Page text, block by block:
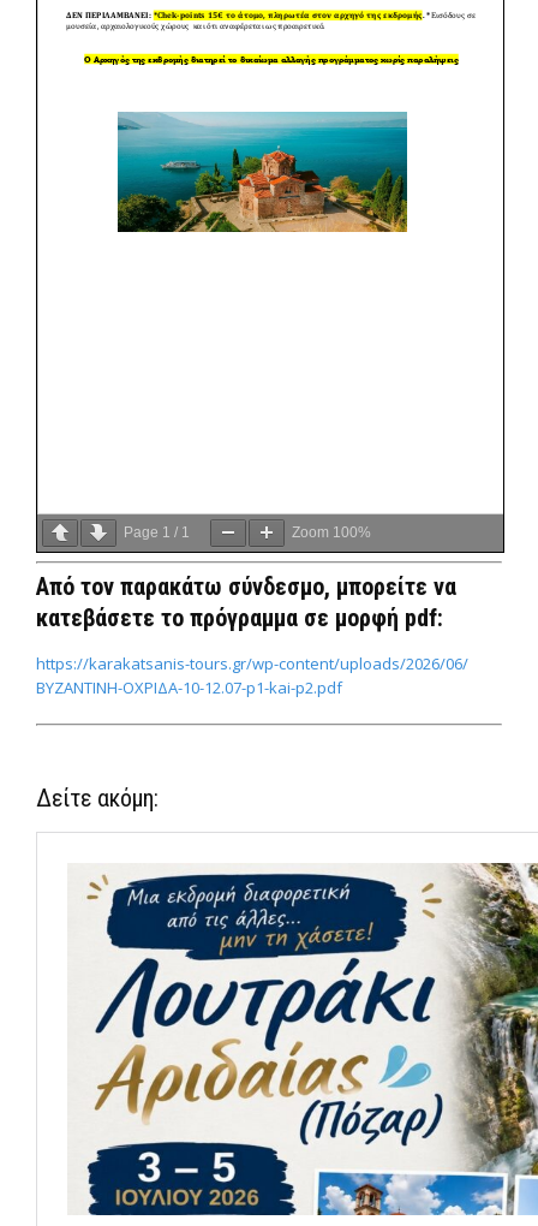
Page 1 / 1 Zoom 100%
Από τον παρακάτω σύνδεσμο, μπορείτε να
κατεβάσετε το πρόγραμμα σε μορφή pdf:
https://karakatsanis-tours.gr/wp-content/uploads/2026/06/
ΒΥΖΑΝΤΙΝΗ-ΟΧΡΙΔΑ-10-12.07-p1-kai-p2.pdf
Δείτε ακόμη: